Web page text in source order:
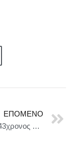
ΕΠΌΜΕΝΟ
Συνελήφθη 43χρονος για περίπτωση απάτης και υπεξαίρεσης